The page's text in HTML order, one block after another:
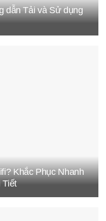
dẫn Tải và Sử dụng
Khắc Phục Nhanh